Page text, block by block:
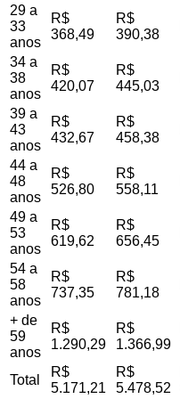
29 a
33
anos
R$
368,49
R$
390,38
34 a
38
anos
R$
420,07
R$
445,03
39 a
43
anos
R$
432,67
R$
458,38
44 a
48
anos
R$
526,80
R$
558,11
49 a
53
anos
R$
619,62
R$
656,45
54 a
58
anos
R$
737,35
R$
781,18
+ de
59
anos
R$
1.290,29
R$
1.366,99
Total
R$
5.171,21
R$
5.478,52